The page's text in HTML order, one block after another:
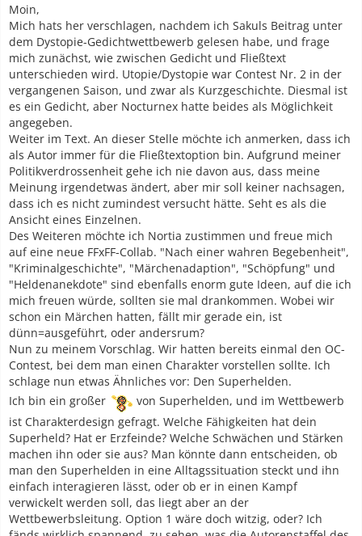
Moin,
Mich hats her verschlagen, nachdem ich Sakuls Beitrag unter
dem Dystopie-Gedichtwettbewerb gelesen habe, und frage
mich zunächst, wie zwischen Gedicht und Fließtext
unterschieden wird. Utopie/Dystopie war Contest Nr. 2 in der
vergangenen Saison, und zwar als Kurzgeschichte. Diesmal ist
es ein Gedicht, aber Nocturnex hatte beides als Möglichkeit
angegeben.
Weiter im Text. An dieser Stelle möchte ich anmerken, dass ich
als Autor immer für die Fließtextoption bin. Aufgrund meiner
Politikverdrossenheit gehe ich nie davon aus, dass meine
Meinung irgendetwas ändert, aber mir soll keiner nachsagen,
dass ich es nicht zumindest versucht hätte. Seht es als die
Ansicht eines Einzelnen.
Des Weiteren möchte ich Nortia zustimmen und freue mich
auf eine neue FFxFF-Collab. "Nach einer wahren Begebenheit",
"Kriminalgeschichte", "Märchenadaption", "Schöpfung" und
"Heldenanekdote" sind ebenfalls enorm gute Ideen, auf die ich
mich freuen würde, sollten sie mal drankommen. Wobei wir
schon ein Märchen hatten, fällt mir gerade ein, ist
dünn=ausgeführt, oder andersrum?
Nun zu meinem Vorschlag. Wir hatten bereits einmal den OC-
Contest, bei dem man einen Charakter vorstellen sollte. Ich
schlage nun etwas Ähnliches vor: Den Superhelden.
Ich bin ein großer
von Superhelden, und im Wettbewerb
ist Charakterdesign gefragt. Welche Fähigkeiten hat dein
Superheld? Hat er Erzfeinde? Welche Schwächen und Stärken
machen ihn oder sie aus? Man könnte dann entscheiden, ob
man den Superhelden in eine Alltagssituation steckt und ihn
einfach interagieren lässt, oder ob er in einen Kampf
verwickelt werden soll, das liegt aber an der
Wettbewerbsleitung. Option 1 wäre doch witzig, oder? Ich